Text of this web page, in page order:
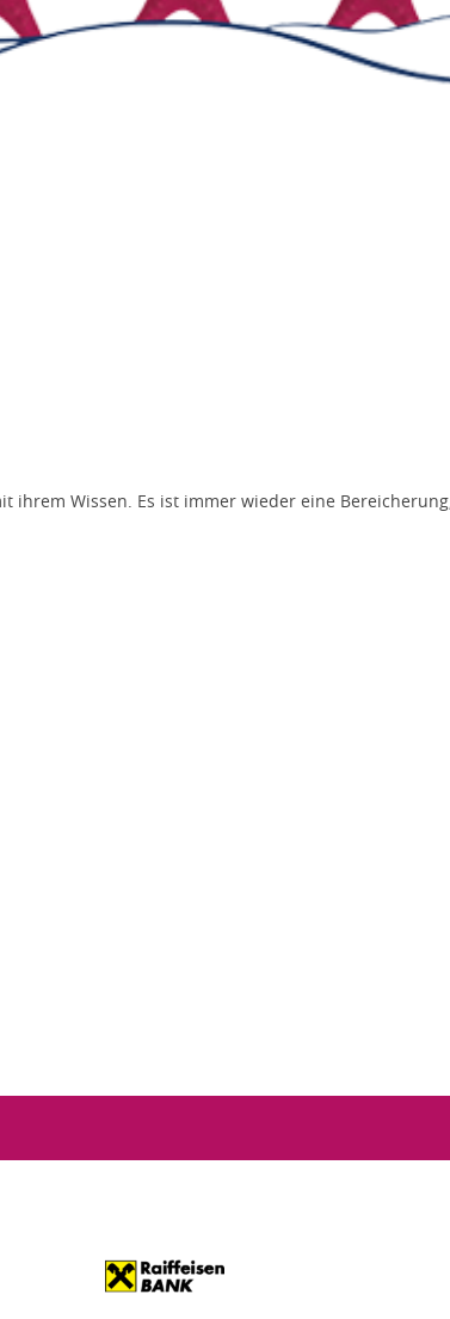
ihrem Wissen. Es ist immer wieder eine Bereicherung,